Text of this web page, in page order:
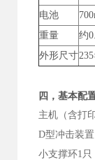
电池
重量
约
外形尺寸
四，基本配
主机（含打
D型冲击装置
小支撑环1只